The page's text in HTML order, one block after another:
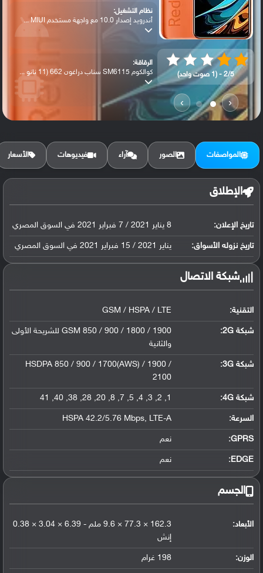
2/5 - (1 صوت واحد)
‹
›
نظام التشغيل:
أندرويد إصدار 10.0 مع واجهة مستخدم MIUI ...
الرقاقة:
كوالكوم SM6115 سناب دراغون 662 (11 نانو ...
الرام / التخزين:
البطارية:
ليثيوم بوليمر سعة 6000 مللي أمبير, غير ق...
المواصفات الصور آراء فيديوهات الأسعار
الإطلاق
تاريخ الإعلان: 8 يناير 2021 / 7 فبراير 2021 في السوق المصري
تاريخ نزوله الأسواق: يناير 2021 / 15 فبراير 2021 في السوق المصري
شبكة الاتصال
التقنية: GSM / HSPA / LTE
شبكة 2G:
GSM 850 / 900 / 1800 / 1900 للشريحة الأولى
والثانية
شبكة 3G :
HSDPA 850 / 900 / 1700(AWS) / 1900 /
2100
شبكة 4G :
1, 2, 3, 4, 5, 7, 8, 20, 28, 38, 40, 41
السرعة: HSPA 42.2/5.76 Mbps, LTE-A
GPRS: نعم
EDGE: نعم
الجسم
الأبعاد:
162.3 × 77.3 × 9.6 ملم - 6.39 × 3.04 × 0.38
إنش
الوزن: 198 غرام